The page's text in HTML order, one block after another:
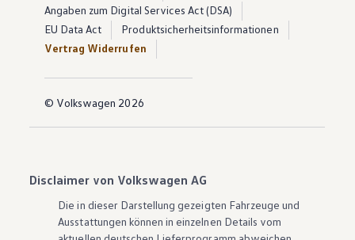
Angaben zum Digital Services Act (DSA)
EU Data Act
Produktsicherheitsinformationen
Vertrag Widerrufen
© Volkswagen 2026
Disclaimer von Volkswagen AG
Die in dieser Darstellung gezeigten Fahrzeuge und
Ausstattungen können in einzelnen Details vom